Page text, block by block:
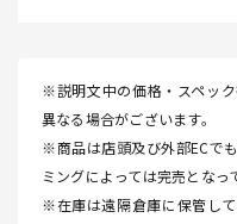
※説明文中の価格・スペッ
異なる場合がございます。
※商品は店頭及び外部ECで
ミングによっては完売となっ
※在庫は遠隔倉庫に保管し